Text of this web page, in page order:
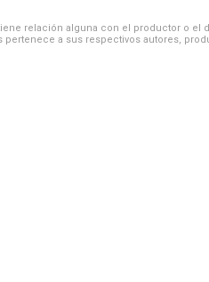
relación alguna con el productor o el
a sus respectivos autores,